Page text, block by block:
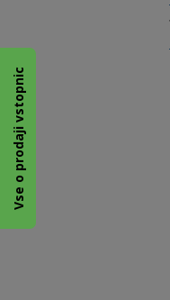
Vse o prodaji vstopnic